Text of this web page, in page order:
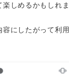
しめるかもしれま
容にしたがって利